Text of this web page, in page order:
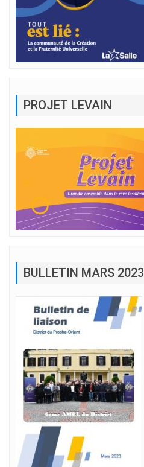
PROJET LEVAIN
BULLETIN MARS 2023